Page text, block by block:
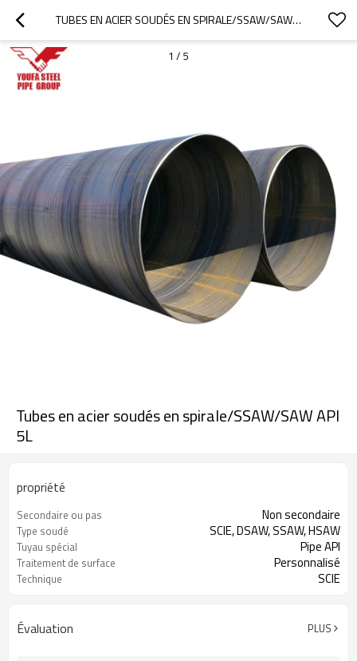
TUBES EN ACIER SOUDÉS EN SPIRALE/SSAW/SAW API 5L
1 / 5
Tubes en acier soudés en spirale/SSAW/SAW API
5L
propriété
Secondaire ou pas Non secondaire
Type soudé SCIE, DSAW, SSAW, HSAW
Tuyau spécial Pipe API
Traitement de surface Personnalisé
Technique SCIE
Évaluation PLUS